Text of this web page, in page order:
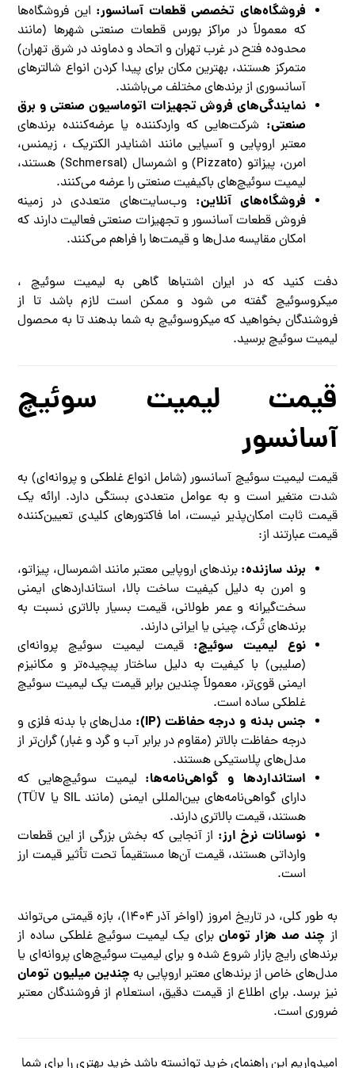
فروشگاه‌های تخصصی قطعات آسانسور: این فروشگاه‌ها
که معمولاً در مراکز بورس قطعات صنعتی شهرها (مانند
محدوده فتح در غرب تهران و اتحاد و دماوند در شرق تهران)
متمرکز هستند، بهترین مکان برای پیدا کردن انواع شالترهای
آسانسوری از برندهای مختلف می‌باشند.
نمایندگی‌های فروش تجهیزات اتوماسیون صنعتی و برق
صنعتی: شرکت‌هایی که واردکننده یا عرضه‌کننده برندهای
معتبر اروپایی و آسیایی مانند اشنایدر الکتریک ، زیمنس،
امرن، پیزاتو (Pizzato) و اشمرسال (Schmersal) هستند،
لیمیت سوئیچ‌های باکیفیت صنعتی را عرضه می‌کنند.
فروشگاه‌های آنلاین: وب‌سایت‌های متعددی در زمینه
فروش قطعات آسانسور و تجهیزات صنعتی فعالیت دارند که
امکان مقایسه مدل‌ها و قیمت‌ها را فراهم می‌کنند.
دفت کنید که در ایران اشتباها گاهی به لیمیت سوئیچ ،
میکروسوئیچ گفته می شود و ممکن است لازم باشد تا از
فروشندگان بخواهید که میکروسوئیچ به شما بدهند تا به محصول
لیمیت سوئیچ برسید.
قیمت لیمیت سوئیچ
آسانسور
قیمت لیمیت سوئیچ آسانسور (شامل انواع غلطکی و پروانه‌ای) به
شدت متغیر است و به عوامل متعددی بستگی دارد. ارائه یک
قیمت ثابت امکان‌پذیر نیست، اما فاکتورهای کلیدی تعیین‌کننده
قیمت عبارتند از:
برند سازنده: برندهای اروپایی معتبر مانند اشمرسال، پیزاتو،
و امرن به دلیل کیفیت ساخت بالا، استانداردهای ایمنی
سخت‌گیرانه و عمر طولانی، قیمت بسیار بالاتری نسبت به
برندهای تُرک، چینی یا ایرانی دارند.
نوع لیمیت سوئیچ: قیمت لیمیت سوئیچ پروانه‌ای
(صلیبی) با کیفیت به دلیل ساختار پیچیده‌تر و مکانیزم
ایمنی قوی‌تر، معمولاً چندین برابر قیمت یک لیمیت سوئیچ
غلطکی ساده است.
جنس بدنه و درجه حفاظت (IP):
مدل‌های با بدنه فلزی و
درجه حفاظت بالاتر (مقاوم در برابر آب و گرد و غبار) گران‌تر از
مدل‌های پلاستیکی هستند.
استانداردها و گواهی‌نامه‌ها: لیمیت سوئیچ‌هایی که
دارای گواهی‌نامه‌های بین‌المللی ایمنی (مانند SIL یا TÜV)
هستند، قیمت بالاتری دارند.
نوسانات نرخ ارز: از آنجایی که بخش بزرگی از این قطعات
وارداتی هستند، قیمت آن‌ها مستقیماً تحت تأثیر قیمت ارز
است.
به طور کلی، در تاریخ امروز (اواخر آذر ۱۴۰۴)، بازه قیمتی می‌تواند
از چند صد هزار تومان برای یک لیمیت سوئیچ غلطکی ساده از
برندهای رایج بازار شروع شده و برای لیمیت سوئیچ‌های پروانه‌ای یا
مدل‌های خاص از برندهای معتبر اروپایی به چندین میلیون تومان
نیز برسد. برای اطلاع از قیمت دقیق، استعلام از فروشندگان معتبر
ضروری است.
امیدواریم این راهنمای خرید توانسته باشد خرید بهتری را برای شما